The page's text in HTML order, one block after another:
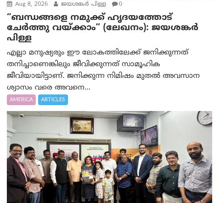
Aug 8, 2026 ജയശങ്കര്‍ പിള്ള 0
“ബന്ധങ്ങളെ നമുക്ക് ഹൃദയത്തോട്
ചേർത്തു വയ്ക്കാം” (ലേഖനം): ജയശങ്കര്‍
പിള്ള
എല്ലാ മനുഷ്യരും ഈ ലോകത്തിലേക്ക് ജനിക്കുന്നത്
തനിച്ചാണെങ്കിലും ജീവിക്കുന്നത് സാമൂഹിക
ജീവിയായിട്ടാണ്. ജനിക്കുന്ന നിമിഷം മുതൽ അവസാന
ശ്വാസം വരെ അവനെ...
AMERICA ARTICLES